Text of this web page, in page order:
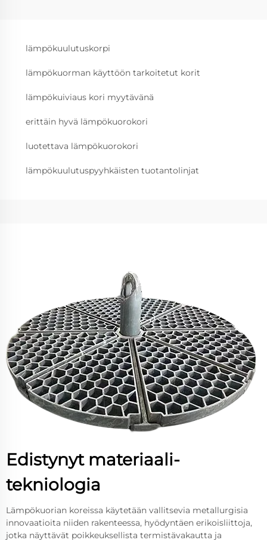
lämpökuulutuskorpi
lämpökuorman käyttöön tarkoitetut korit
lämpökuiviaus kori myytävänä
erittäin hyvä lämpökuorokori
luotettava lämpökuorokori
lämpökuulutuspyyhkäisten tuotantolinjat
Edistynyt materiaali-
tekniologia
Lämpökuorian koreissa käytetään vallitsevia metallurgisia
innovaatioita niiden rakenteessa, hyödyntäen erikoisliittoja,
jotka näyttävät poikkeuksellista termistävakautta ja